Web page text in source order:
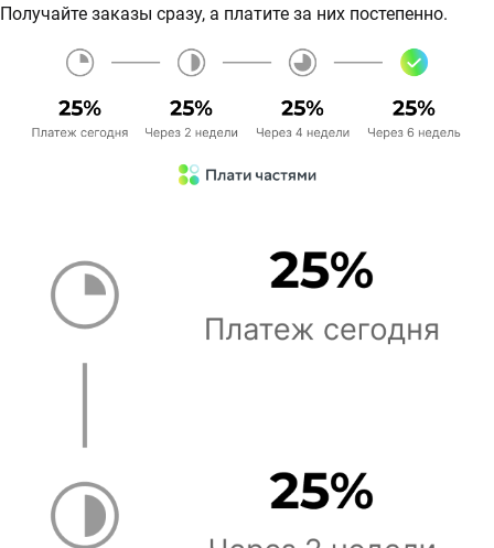
Получайте заказы сразу, а платите за них постепенно.